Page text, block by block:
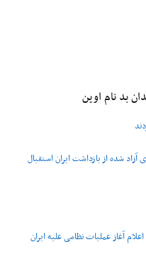
‌بد نام اوین
آزاد شده از بازداشت ایران استقبال
آغاز عملیات نظامی علیه ایران